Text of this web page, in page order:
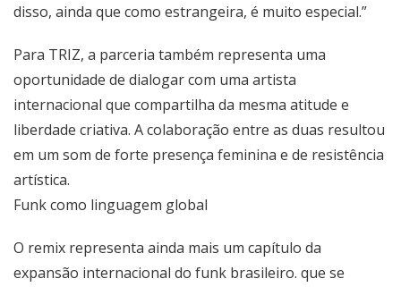
disso, ainda que como estrangeira, é muito especial.”
Para TRIZ, a parceria também representa uma
oportunidade de dialogar com uma artista
internacional que compartilha da mesma atitude e
liberdade criativa. A colaboração entre as duas resultou
em um som de forte presença feminina e de resistência
artística.
Funk como linguagem global
O remix representa ainda mais um capítulo da
expansão internacional do funk brasileiro. que se